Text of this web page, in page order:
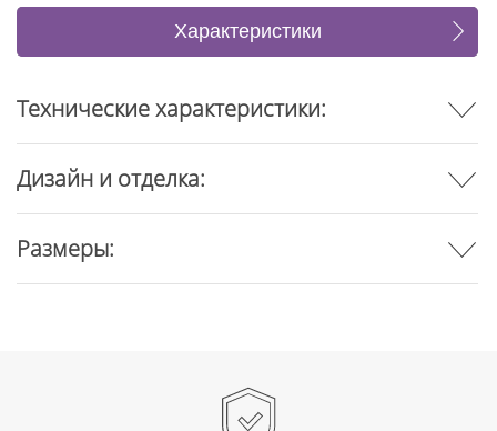
Характеристики
Отзывы
Технические характеристики:
Дизайн и отделка:
Размеры: